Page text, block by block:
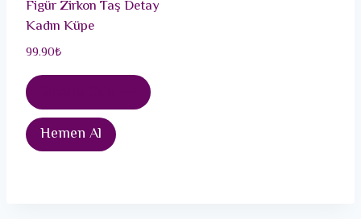
Figür Zirkon Taş Detay
Kadın Küpe
99.90₺
Hemen Al